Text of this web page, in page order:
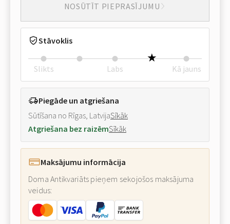
NOSŪTĪT PIEPRASĪJUMU
Stāvoklis
Slikts Labs Kā jauns
Piegāde un atgriešana
Sūtīšana no Rīgas, LatvijaSīkāk
Atgriešana bez raizēmSīkāk
Maksājumu informācija
Doma Antikvariāts pieņem sekojošos maksājuma
veidus: